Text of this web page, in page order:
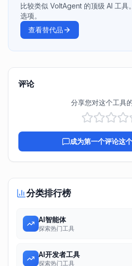
比较类似 VoltAgent 的顶级 AI 工具
选项。
查看替代品
评论
分享您对这个工具
成为第一个评论这
分类排行榜
AI智能体
探索热门工具
AI开发者工具
探索热门工具